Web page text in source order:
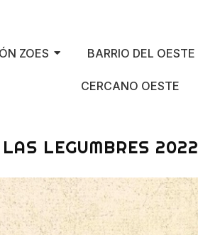
ZOES BARRIO DEL OESTE
CERCANO OESTE
LEGUMBRES 2022